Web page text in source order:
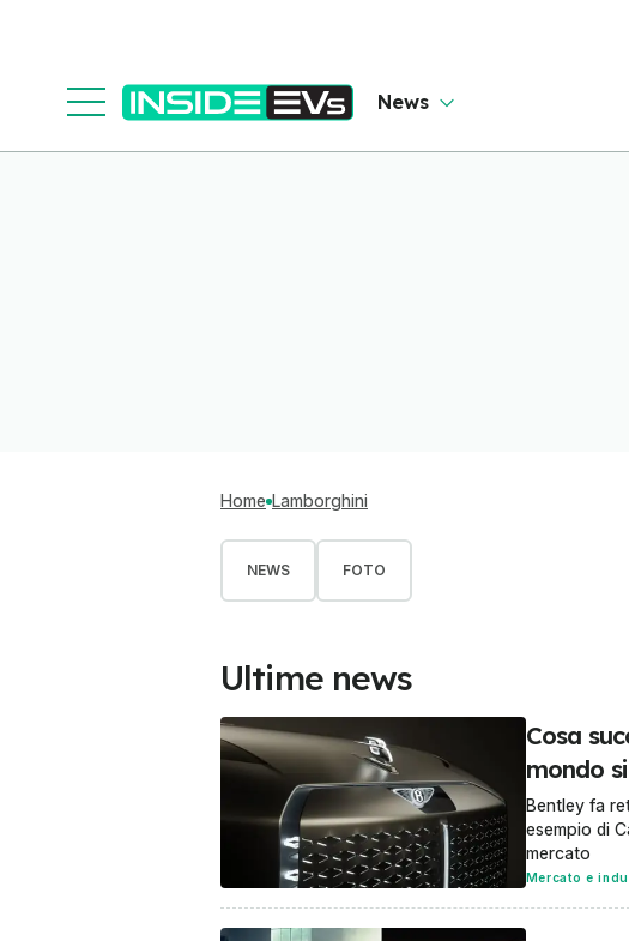
News
Home Lamborghini
NEWS FOTO
Ultime news
Cosa
mondo
Bentley fa
esempio di
mercato
Mercato e